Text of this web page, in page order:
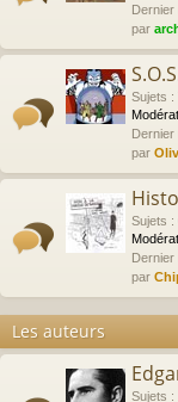
Dernier
par
Sujets :
Dernier
par
Sujets :
Dernier
par
Les auteurs
Sujets :